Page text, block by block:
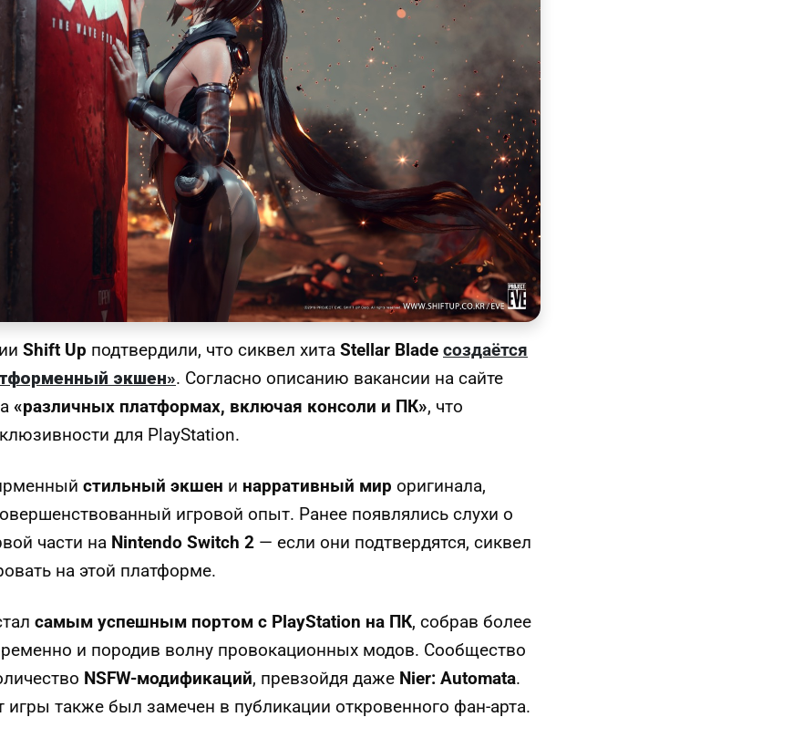
Shift Up подтвердили, что сиквел хита Stellar Blade создаётся
экшен». Согласно описанию вакансии на сайте
«различных платформах, включая консоли и ПК», что
для PlayStation.
стильный экшен и нарративный мир оригинала,
игровой опыт. Ранее появлялись слухи о
части на Nintendo Switch 2 — если они подтвердятся, сиквел
на этой платформе.
самым успешным портом с PlayStation на ПК, собрав более
и породив волну провокационных модов. Сообщество
NSFW-модификаций, превзойдя даже Nier: Automata.
также был замечен в публикации откровенного фан-арта.